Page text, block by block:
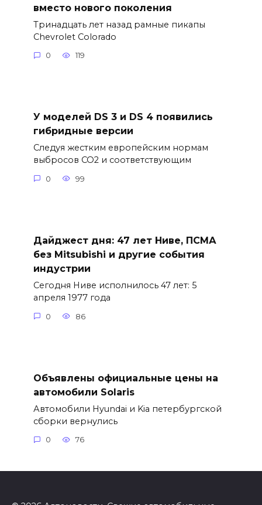
вместо нового поколения
Тринадцать лет назад рамные пикапы
Chevrolet Colorado
0 119
У моделей DS 3 и DS 4 появились
гибридные версии
Следуя жестким европейским нормам
выбросов CO2 и соответствующим
0 99
Дайджест дня: 47 лет Ниве, ПСМА
без Mitsubishi и другие события
индустрии
Сегодня Ниве исполнилось 47 лет: 5
апреля 1977 года
0 86
Объявлены официальные цены на
автомобили Solaris
Автомобили Hyundai и Kia петербургской
сборки вернулись
0 76